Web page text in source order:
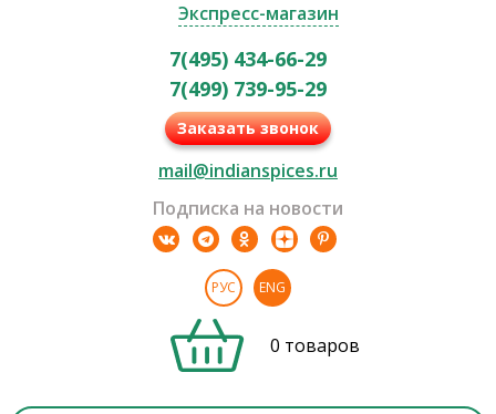
Экспресс-магазин
7(495) 434-66-29
7(499) 739-95-29
Заказать звонок
mail@indianspices.ru
Подписка на новости
РУС ENG
0 товаров